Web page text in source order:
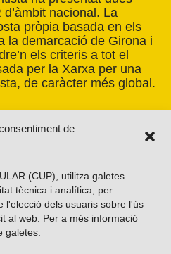
de
(CUP), utilitza galetes
tècnica i analítica, per
l'elecció dels usuaris sobre l'ús
al web. Per a més informació
galetes
nacional. La
pròpia basada en els
la demarcació de Girona i
els criteris a tot el
per la Xarxa per una
de caràcter més global.